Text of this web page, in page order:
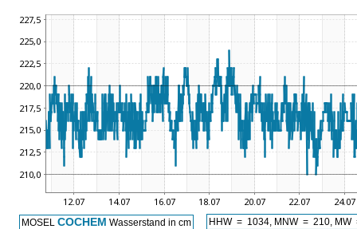
MOSEL COCHEM Wasserstand in cm HHW = 1034, MNW = 210,